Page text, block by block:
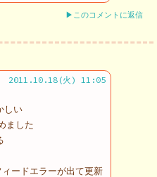
▶このコメントに返信
2011.10.18(火) 11:05
しい
ました
ードエラーが出て更新